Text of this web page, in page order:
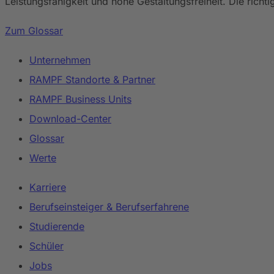
Zum Glossar
Unternehmen
RAMPF Standorte & Partner
RAMPF Business Units
Download-Center
Glossar
Werte
Karriere
Berufseinsteiger & Berufserfahrene
Studierende
Schüler
Jobs